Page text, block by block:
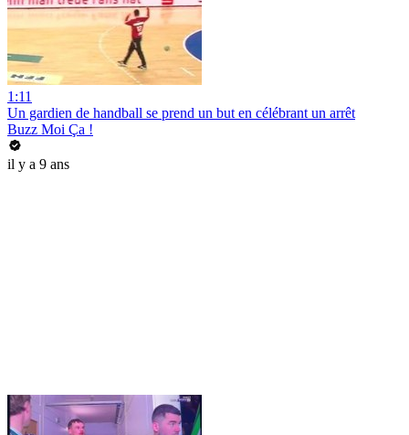
1:11
Un gardien de handball se prend un but en célébrant un arrêt
Buzz Moi Ça !
il y a 9 ans